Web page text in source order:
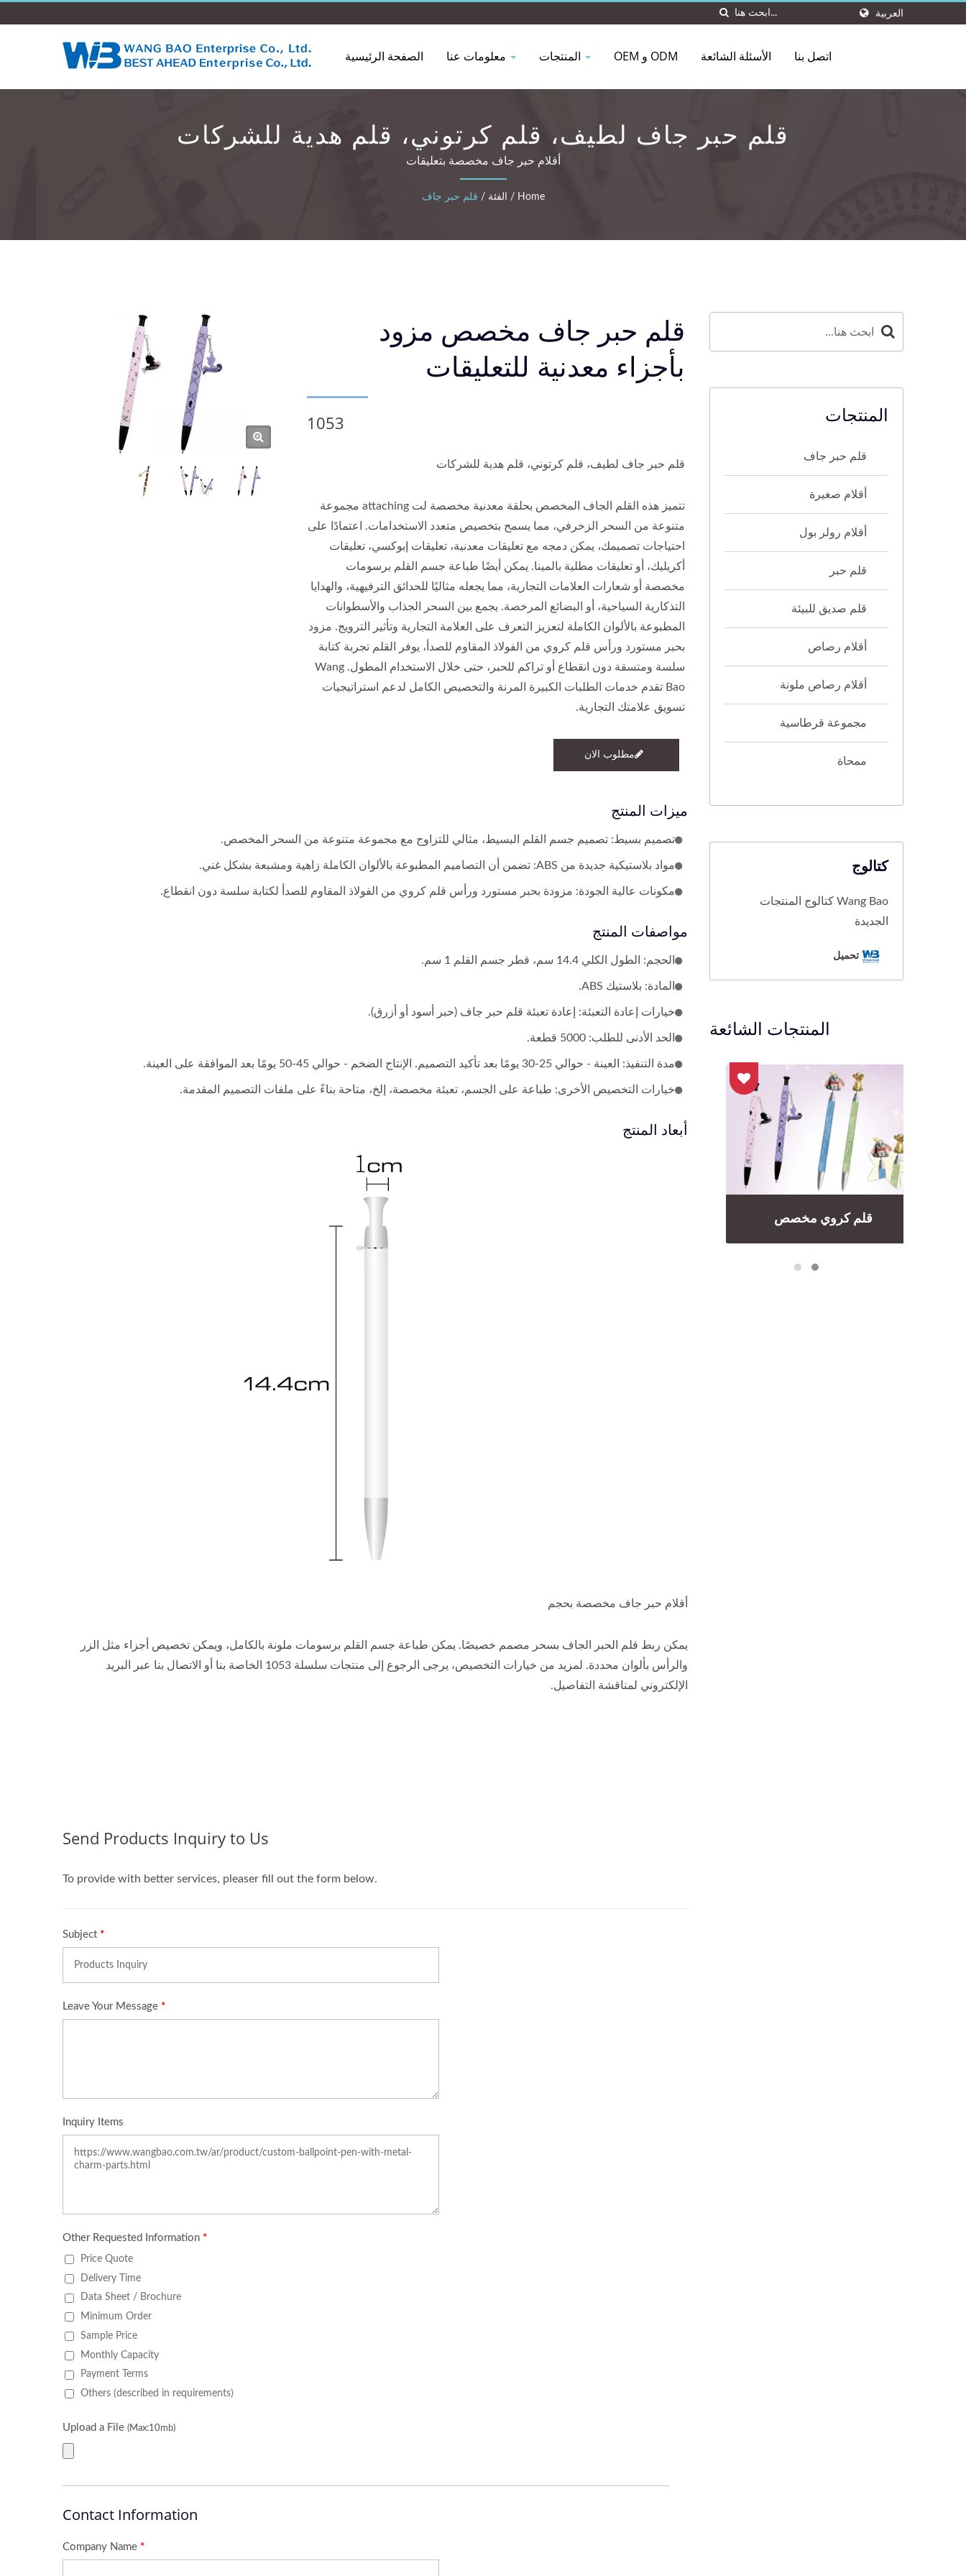
العربية
الصفحة الرئيسية OEM و ODM الأسئلة الشائعة اتصل بنا
قلم حبر جاف لطيف، قلم كرتوني، قلم هدية للشركات
أقلام حبر جاف مخصصة بتعليقات
Home
/ الفئة / قلم حبر جاف
قلم حبر جاف مخصص مزود
بأجزاء معدنية للتعليقات
1053
قلم حبر جاف لطيف، قلم كرتوني، قلم هدية للشركات
تتميز هذه القلم الجاف المخصص بحلقة معدنية مخصصة لت attaching مجموعة
متنوعة من السحر الزخرفي، مما يسمح بتخصيص متعدد الاستخدامات. اعتمادًا على
احتياجات تصميمك، يمكن دمجه مع تعليقات معدنية، تعليقات إبوكسي، تعليقات
أكريليك، أو تعليقات مطلية بالمينا. يمكن أيضًا طباعة جسم القلم برسومات
مخصصة أو شعارات العلامات التجارية، مما يجعله مثاليًا للحدائق الترفيهية، والهدايا
التذكارية السياحية، أو البضائع المرخصة. يجمع بين السحر الجذاب والأسطوانات
المطبوعة بالألوان الكاملة لتعزيز التعرف على العلامة التجارية وتأثير الترويج. مزود
بحبر مستورد ورأس قلم كروي من الفولاذ المقاوم للصدأ، يوفر القلم تجربة كتابة
سلسة ومتسقة دون انقطاع أو تراكم للحبر، حتى خلال الاستخدام المطول. Wang
Bao تقدم خدمات الطلبات الكبيرة المرنة والتخصيص الكامل لدعم استراتيجيات
تسويق علامتك التجارية.
مطلوب الان
ميزات المنتج
تصميم بسيط: تصميم جسم القلم البسيط، مثالي للتزاوج مع مجموعة متنوعة من السحر المخصص.
مواد بلاستيكية جديدة من ABS: تضمن أن التصاميم المطبوعة بالألوان الكاملة زاهية ومشبعة بشكل غني.
مكونات عالية الجودة: مزودة بحبر مستورد ورأس قلم كروي من الفولاذ المقاوم للصدأ لكتابة سلسة دون انقطاع.
مواصفات المنتج
الحجم: الطول الكلي 14.4 سم، قطر جسم القلم 1 سم.
المادة: بلاستيك ABS.
خيارات إعادة التعبئة: إعادة تعبئة قلم حبر جاف (حبر أسود أو أزرق).
الحد الأدنى للطلب: 5000 قطعة.
مدة التنفيذ: العينة - حوالي 25-30 يومًا بعد تأكيد التصميم. الإنتاج الضخم - حوالي 45-50 يومًا بعد الموافقة على العينة.
خيارات التخصيص الأخرى: طباعة على الجسم، تعبئة مخصصة، إلخ، متاحة بناءً على ملفات التصميم المقدمة.
أبعاد المنتج
أقلام حبر جاف مخصصة بحجم
يمكن ربط قلم الحبر الجاف بسحر مصمم خصيصًا. يمكن طباعة جسم القلم برسومات ملونة بالكامل، ويمكن تخصيص أجزاء مثل الزر
والرأس بألوان محددة. لمزيد من خيارات التخصيص، يرجى الرجوع إلى منتجات سلسلة 1053 الخاصة بنا أو الاتصال بنا عبر البريد
الإلكتروني لمناقشة التفاصيل.
المنتجات
قلم حبر جاف
أقلام صغيرة
أقلام رولر بول
قلم حبر
قلم صديق للبيئة
أقلام رصاص
أقلام رصاص ملونة
مجموعة قرطاسية
ممحاة
كتالوج
Wang Bao كتالوج المنتجات
الجديدة
تحميل
المنتجات الشائعة
قلم كروي مخصص